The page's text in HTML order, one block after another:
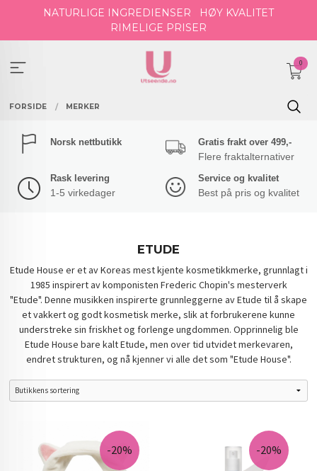
NATURLIGE INGREDIENSER
HØY KVALITET
RIMELIGE PRISER
0
FORSIDE MERKER
Norsk nettbutikk Gratis frakt over 499,-
Flere fraktalternativer
Rask levering
1-5 virkedager
Service og kvalitet
Best på pris og kvalitet
ETUDE
Etude House er et av Koreas mest kjente kosmetikkmerke, grunnlagt i
1985 inspirert av komponisten Frederic Chopin's mesterverk
"Etude". Denne musikken inspirerte grunnleggerne av Etude til å skape
et vakkert og godt kosmetisk merke, slik at forbrukerene kunne
understreke sin friskhet og forlenge ungdommen. Opprinnelig ble
Etude House bare kalt Etude, men over tid utvidet merkevaren,
endret strukturen, og nå kjenner vi alle det som "Etude House".
-20% -20%